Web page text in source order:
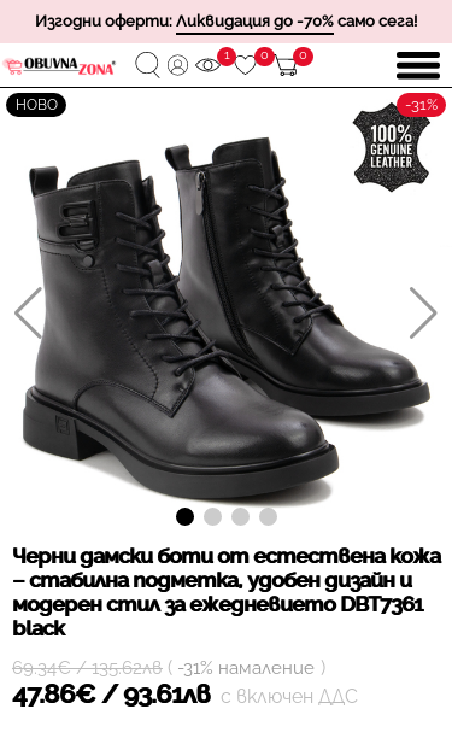
Изгодни оферти: Ликвидация до -70% само сега!
1 0 0
НОВО -31%
Черни дамски боти от естествена кожа
– стабилна подметка, удобен дизайн и
модерен стил за ежедневието DBT7361
black
47.86€ / 93.61лв с включен ДДС
69.34€ / 135.62лв ( -31% намаление )